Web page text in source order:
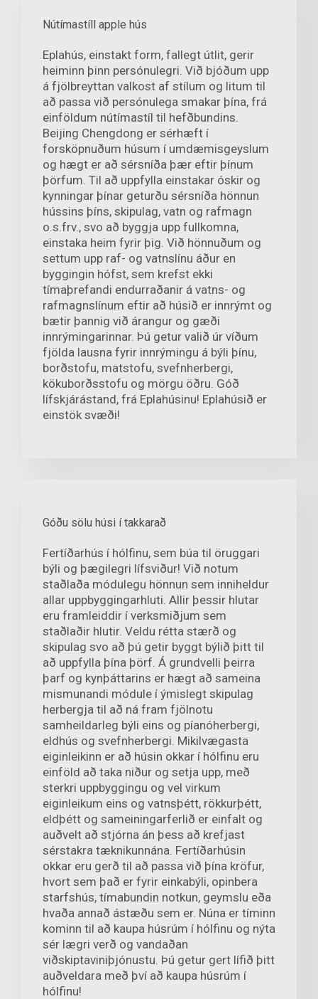
Nútímastíll apple hús
Eplahús, einstakt form, fallegt útlit, gerir
heiminn þinn persónulegri. Við bjóðum upp
á fjölbreyttan valkost af stílum og litum til
að passa við persónulega smakar þína, frá
einföldum nútímastíl til hefðbundins.
Beijing Chengdong er sérhæft í
forsköpnuðum húsum í umdæmisgeyslum
og hægt er að sérsníða þær eftir þínum
þörfum. Til að uppfylla einstakar óskir og
kynningar þínar geturðu sérsníða hönnun
hússins þíns, skipulag, vatn og rafmagn
o.s.frv., svo að byggja upp fullkomna,
einstaka heim fyrir þig. Við hönnuðum og
settum upp raf- og vatnslínu áður en
byggingin hófst, sem krefst ekki
tímaþrefandi endurraðanir á vatns- og
rafmagnslínum eftir að húsið er innrýmt og
bætir þannig við árangur og gæði
innrýmingarinnar. Þú getur valið úr víðum
fjölda lausna fyrir innrýmingu á býli þínu,
borðstofu, matstofu, svefnherbergi,
kökuborðsstofu og mörgu öðru. Góð
lífskjárástand, frá Eplahúsinu! Eplahúsið er
einstök svæði!
Góðu sölu húsi í takkarað
Fertíðarhús í hólfinu, sem búa til öruggari
býli og þægilegri lífsviður! Við notum
staðlaða módulegu hönnun sem inniheldur
allar uppbyggingarhluti. Allir þessir hlutar
eru framleiddir í verksmiðjum sem
staðlaðir hlutir. Veldu rétta stærð og
skipulag svo að þú getir byggt býlið þitt til
að uppfylla þína þörf. Á grundvelli þeirra
þarf og kynþáttarins er hægt að sameina
mismunandi módule í ýmislegt skipulag
herbergja til að ná fram fjölnotu
samheildarleg býli eins og píanóherbergi,
eldhús og svefnherbergi. Mikilvægasta
eiginleikinn er að húsin okkar í hólfinu eru
einföld að taka niður og setja upp, með
sterkri uppbyggingu og vel virkum
eiginleikum eins og vatnsþétt, rökkurþétt,
eldþétt og sameiningarferlið er einfalt og
auðvelt að stjórna án þess að krefjast
sérstakra tæknikunnána. Fertíðarhúsin
okkar eru gerð til að passa við þína kröfur,
hvort sem það er fyrir einkabýli, opinbera
starfshús, tímabundin notkun, geymslu eða
hvaða annað ástæðu sem er. Núna er tíminn
kominn til að kaupa húsrúm í hólfinu og nýta
sér lægri verð og vandaðan
viðskiptaviniþjónustu. Þú getur gert lífið þitt
auðveldara með því að kaupa húsrúm í
hólfinu!